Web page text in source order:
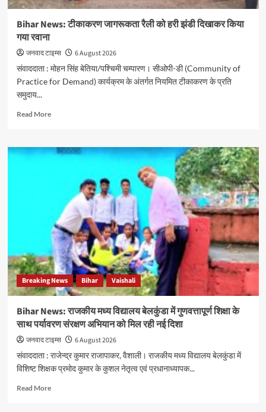
घुसा
का
Bihar News: टीकाकरण जागरूकता रैली को हरी झंडी दिखाकर किया
गया रवाना
जनवाद टाइम्स
6 August 2026
संवाददाता : मोहन सिंह बेतिया/पश्चिमी चम्पारण। सीओपी-डी (Community of
Practice for Demand) कार्यक्रम के अंतर्गत नियमित टीकाकरण के प्रति
समुदाय...
Read MoreRead
Bihar
News:
हरी
झंडी
दिखाकर
किया
गया
रवाना
Breaking News Bihar Vaishali
Bihar News: राजकीय मध्य विद्यालय बेलकुंडा में गुणवत्तापूर्ण शिक्षा के
साथ पर्यावरण संरक्षण अभियान को मिल रही नई दिशा
जनवाद टाइम्स
6 August 2026
संवाददाता : राजेन्द्र कुमार राजापाकर, वैशाली। राजकीय मध्य विद्यालय बेलकुंडा में
विशिष्ट शिक्षक प्रमोद कुमार के कुशल नेतृत्व एवं प्रधानाध्यापक...
Read MoreRead